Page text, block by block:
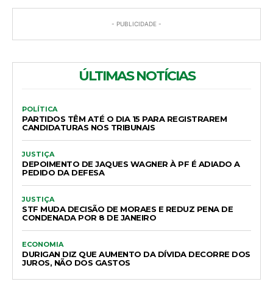
- PUBLICIDADE -
ÚLTIMAS NOTÍCIAS
POLÍTICA
PARTIDOS TÊM ATÉ O DIA 15 PARA REGISTRAREM
CANDIDATURAS NOS TRIBUNAIS
JUSTIÇA
DEPOIMENTO DE JAQUES WAGNER À PF É ADIADO A
PEDIDO DA DEFESA
JUSTIÇA
STF MUDA DECISÃO DE MORAES E REDUZ PENA DE
CONDENADA POR 8 DE JANEIRO
ECONOMIA
DURIGAN DIZ QUE AUMENTO DA DÍVIDA DECORRE DOS
JUROS, NÃO DOS GASTOS